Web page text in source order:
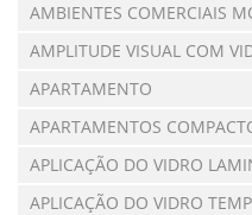
AMBIENTES COMERCIAIS
AMPLITUDE VISUAL COM
APARTAMENTO
APARTAMENTOS
APLICAÇÃO DO VIDRO
APLICAÇÃO DO VIDRO